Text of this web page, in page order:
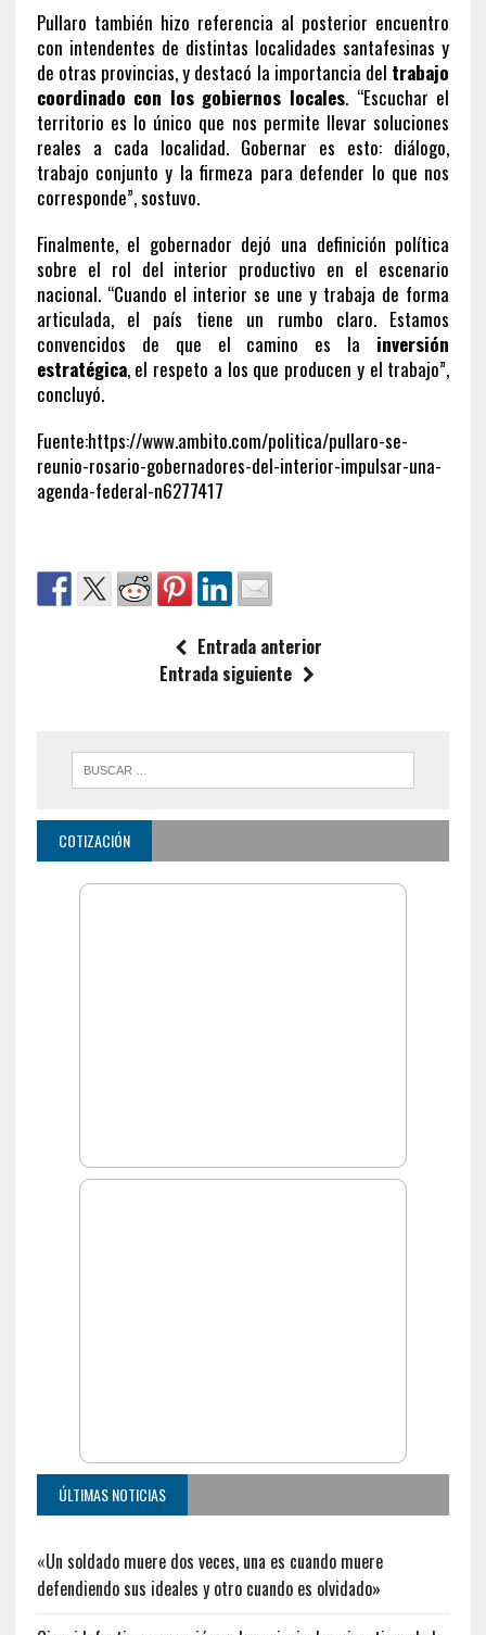
Pullaro también hizo referencia al posterior encuentro
con intendentes de distintas localidades santafesinas y
de otras provincias, y destacó la importancia del trabajo
coordinado con los gobiernos locales. “Escuchar el
territorio es lo único que nos permite llevar soluciones
reales a cada localidad. Gobernar es esto: diálogo,
trabajo conjunto y la firmeza para defender lo que nos
corresponde”, sostuvo.
Finalmente, el gobernador dejó una definición política
sobre el rol del interior productivo en el escenario
nacional. “Cuando el interior se une y trabaja de forma
articulada, el país tiene un rumbo claro. Estamos
convencidos de que el camino es la inversión
estratégica, el respeto a los que producen y el trabajo”,
concluyó.
Fuente:https://www.ambito.com/politica/pullaro-se-
reunio-rosario-gobernadores-del-interior-impulsar-una-
agenda-federal-n6277417
Entrada anterior
Entrada siguiente
COTIZACIÓN
ÚLTIMAS NOTICIAS
«Un soldado muere dos veces, una es cuando muere
defendiendo sus ideales y otro cuando es olvidado»